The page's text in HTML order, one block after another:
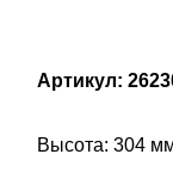
Артикул:
Высота: 304